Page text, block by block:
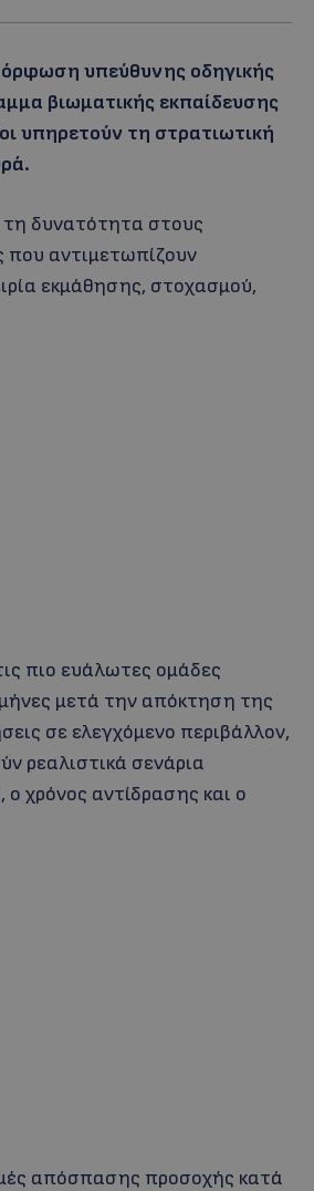
υπεύθυνης οδηγικής
βιωματικής εκπαίδευσης
υπηρετούν τη στρατιωτική
τη δυνατότητα στους
που αντιμετωπίζουν
εκμάθησης, στοχασμού,
πιο ευάλωτες ομάδες
μετά την απόκτηση της
σε ελεγχόμενο περιβάλλον,
ρεαλιστικά σενάρια
χρόνος αντίδρασης και ο
απόσπασης προσοχής κατά